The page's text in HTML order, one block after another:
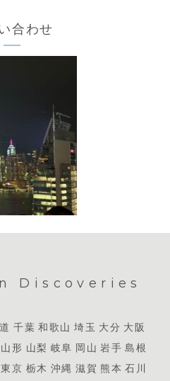
合わせ
Discoveries
千葉 和歌山 埼玉 大分 大阪
山形 山梨 岐阜 岡山 岩手 島根
東京 栃木 沖縄 滋賀 熊本 石川